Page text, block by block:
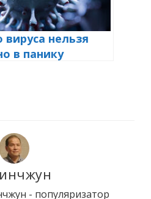
вируса нельзя
в панику
- популяризатор